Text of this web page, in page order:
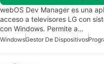
webOS Dev Manager es una
acceso a televisores LG con
con Windows. Permite a…
WindowsGestor De Dispositivos